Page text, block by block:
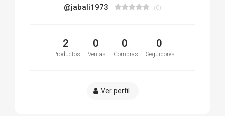
@jabali1973 (0)
2
Productos
0
Ventas
0
Compras
0
Seguidores
Ver perfil